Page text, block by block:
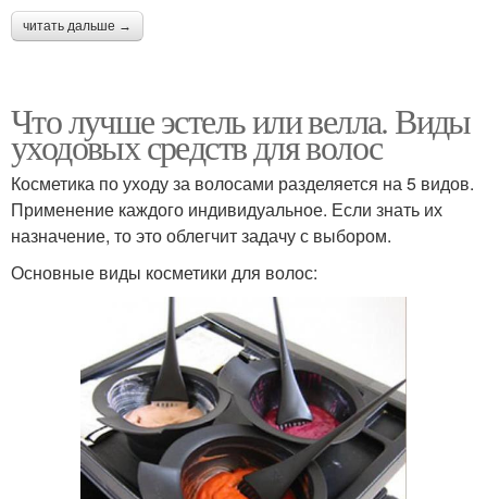
читать дальше →
Что лучше эстель или велла. Виды
уходовых средств для волос
Косметика по уходу за волосами разделяется на 5 видов.
Применение каждого индивидуальное. Если знать их
назначение, то это облегчит задачу с выбором.
Основные виды косметики для волос: